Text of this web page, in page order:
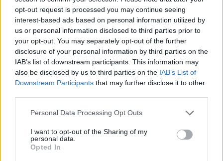
opt-out request is processed you may continue seeing
interest-based ads based on personal information utilized by
us or personal information disclosed to third parties prior to
your opt-out. You may separately opt-out of the further
disclosure of your personal information by third parties on the
IAB’s list of downstream participants. This information may
also be disclosed by us to third parties on the IAB’s List of
Downstream Participants that may further disclose it to other
Personal Data Processing Opt Outs
I want to opt-out of the Sharing of my
personal data.
Opted In
televisão e rede fixa terá a duração de 24 meses.
5/08/2026